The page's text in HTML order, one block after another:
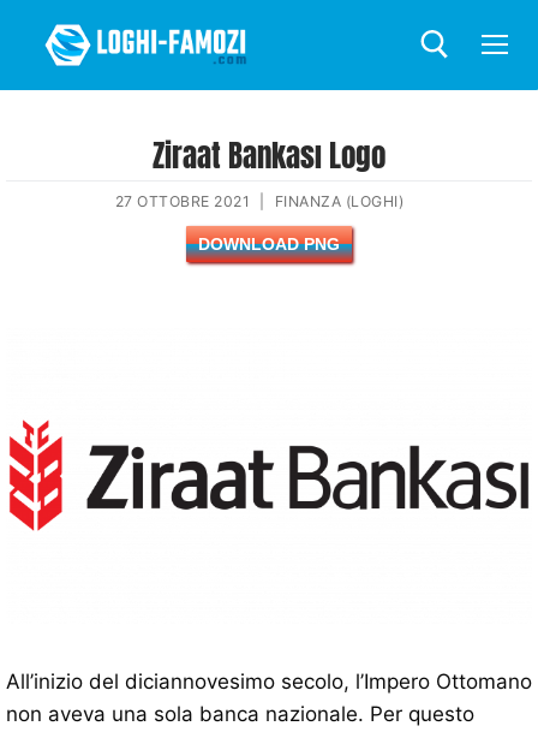
Ziraat Bankası Logo
27 OTTOBRE 2021 FINANZA (LOGHI)
DOWNLOAD PNG
All’inizio del diciannovesimo secolo, l’Impero Ottomano
non aveva una sola banca nazionale. Per questo